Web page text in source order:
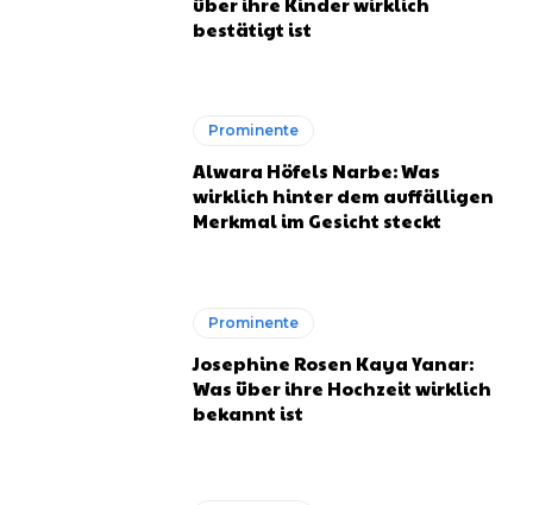
bestätigt ist
Prominente
Alwara Höfels Narbe: Was
wirklich hinter dem auffälligen
Merkmal im Gesicht steckt
Prominente
Josephine Rosen Kaya Yanar:
Was über ihre Hochzeit wirklich
bekannt ist